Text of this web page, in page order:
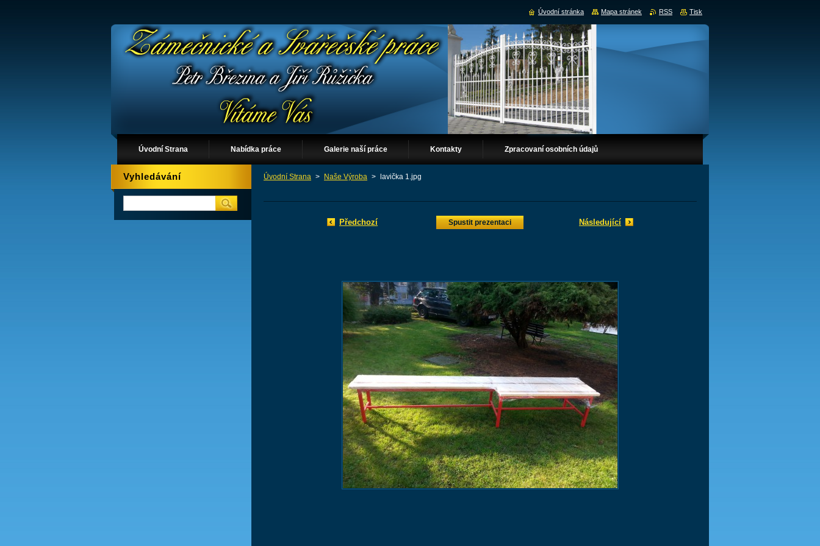
Úvodní Strana Nabídka práce Galerie naší práce Kontakty Zpracovaní osobních údajů
Úvodní Strana > Naše Výroba > lavička 1.jpg
Předchozí Spustit prezentaci Následující
Vyhledávání
Úvodní stránka Mapa stránek RSS Tisk